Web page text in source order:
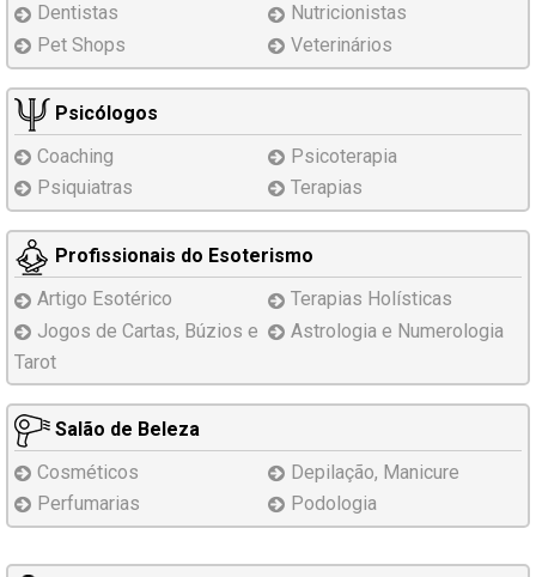
Dentistas
Nutricionistas
Pet Shops
Veterinários
Psicólogos
Coaching
Psicoterapia
Psiquiatras
Terapias
Profissionais do Esoterismo
Artigo Esotérico
Terapias Holísticas
Jogos de Cartas, Búzios e
Tarot
Astrologia e Numerologia
Salão de Beleza
Cosméticos
Depilação, Manicure
Perfumarias
Podologia